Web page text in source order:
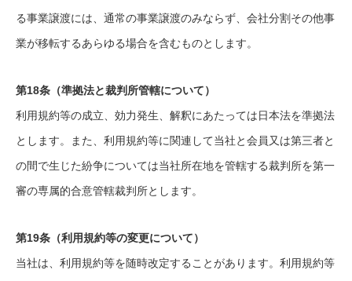
る事業譲渡には、通常の事業譲渡のみならず、会社分割その他事
業が移転するあらゆる場合を含むものとします。
第18条（準拠法と裁判所管轄について）
利用規約等の成立、効力発生、解釈にあたっては日本法を準拠法
とします。また、利用規約等に関連して当社と会員又は第三者と
の間で生じた紛争については当社所在地を管轄する裁判所を第一
審の専属的合意管轄裁判所とします。
第19条（利用規約等の変更について）
当社は、利用規約等を随時改定することがあります。利用規約等